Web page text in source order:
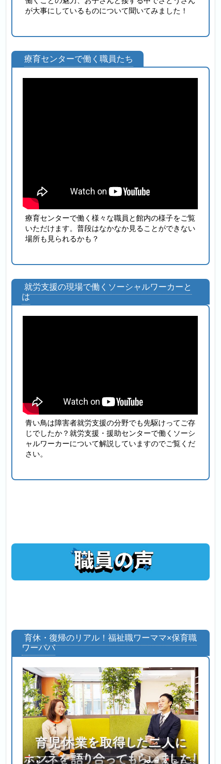
が大事にしているものについて聞いてみました！
療育センターで働く職員たち
療育センターで働く様々な職員と館内の様子をご覧
いただけます。普段はなかなか見ることができない
場所も見られるかも？
就労支援の現場で働くソーシャルワーカーと
は
青い鳥は障害者就労支援の分野でも先駆けってご存
じでしたか？就労支援・援助センターで働くソーシ
ャルワーカーについて解説していますのでご覧くだ
さい。
育休・復帰のリアル！福祉職ワーママ×保育職
ワーパパ